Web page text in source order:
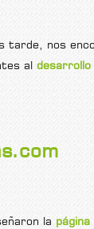
nos
al desarrollo
la